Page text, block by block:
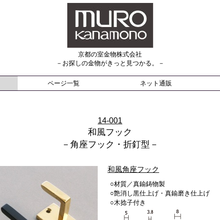
京都の室金物株式会社
－お探しの金物がきっと見つかる。－
ページ一覧 ネット通販
14-001
和風フック
－角座フック・折釘型－
和風角座フック
○材質／真鍮鋳物製
○艶消し黒仕上げ・真鍮磨き仕上げ
○木捻子付き